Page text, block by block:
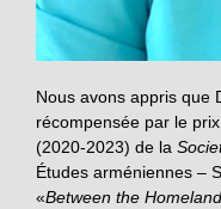
Nous avons appris que
récompensée par le prix
(2020-2023) de la
Études arméniennes –
«Between the